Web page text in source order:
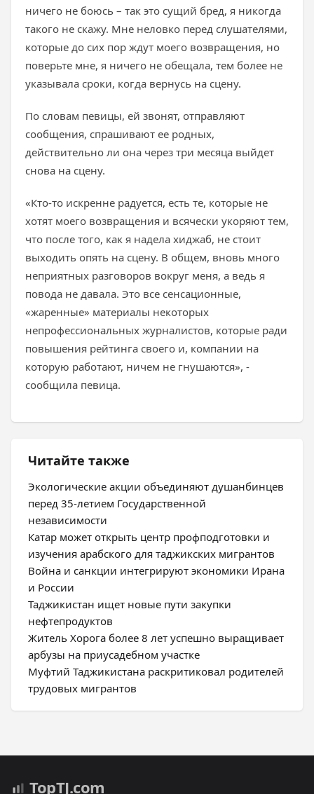
ничего не боюсь – так это сущий бред, я никогда
такого не скажу. Мне неловко перед слушателями,
которые до сих пор ждут моего возвращения, но
поверьте мне, я ничего не обещала, тем более не
указывала сроки, когда вернусь на сцену.
По словам певицы, ей звонят, отправляют
сообщения, спрашивают ее родных,
действительно ли она через три месяца выйдет
снова на сцену.
«Кто-то искренне радуется, есть те, которые не
хотят моего возвращения и всячески укоряют тем,
что после того, как я надела хиджаб, не стоит
выходить опять на сцену. В общем, вновь много
неприятных разговоров вокруг меня, а ведь я
повода не давала. Это все сенсационные,
«жаренные» материалы некоторых
непрофессиональных журналистов, которые ради
повышения рейтинга своего и, компании на
которую работают, ничем не гнушаются», -
сообщила певица.
Читайте также
Экологические акции объединяют душанбинцев
перед 35-летием Государственной
независимости
Катар может открыть центр профподготовки и
изучения арабского для таджикских мигрантов
Война и санкции интегрируют экономики Ирана
и России
Таджикистан ищет новые пути закупки
нефтепродуктов
Житель Хорога более 8 лет успешно выращивает
арбузы на приусадебном участке
Муфтий Таджикистана раскритиковал родителей
трудовых мигрантов
TopTJ.com